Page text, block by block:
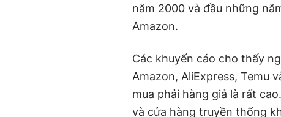
năm 2000 và đầu những
Amazon.
Các khuyến cáo cho thấy
Amazon, AliExpress, Temu
mua phải hàng giả là rất
và cửa hàng truyền thống